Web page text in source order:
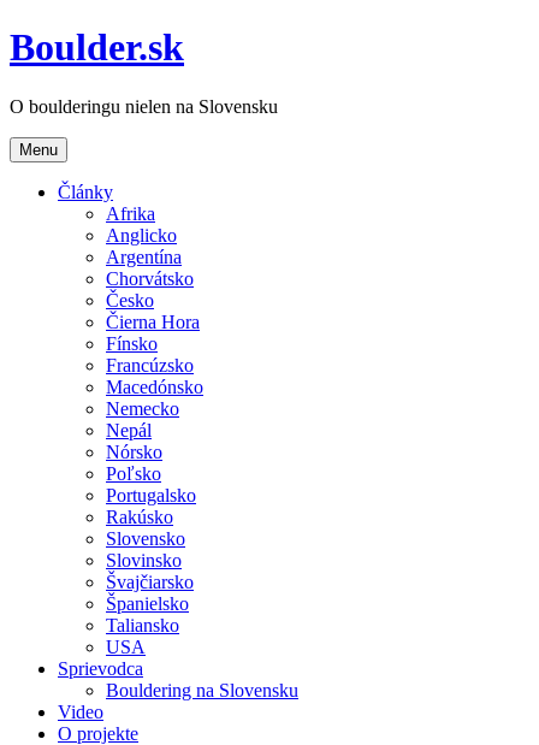
Boulder.sk
O boulderingu nielen na Slovensku
Menu
Články
Afrika
Anglicko
Argentína
Chorvátsko
Česko
Čierna Hora
Fínsko
Francúzsko
Macedónsko
Nemecko
Nepál
Nórsko
Poľsko
Portugalsko
Rakúsko
Slovensko
Slovinsko
Švajčiarsko
Španielsko
Taliansko
USA
Sprievodca
Bouldering na Slovensku
Video
O projekte